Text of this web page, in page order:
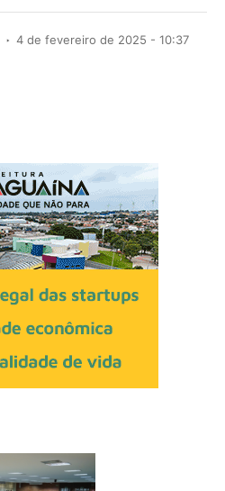
4 de fevereiro de 2025 - 10:37